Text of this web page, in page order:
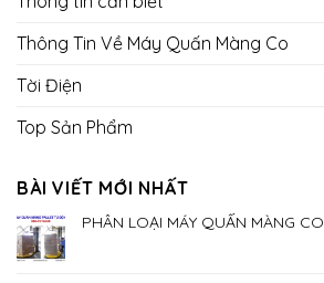
Thông Tin Về Máy Quấn Màng Co
Tời Điện
Top Sản Phẩm
BÀI VIẾT MỚI NHẤT
PHÂN LOẠI MÁY QUẤN MÀNG CO